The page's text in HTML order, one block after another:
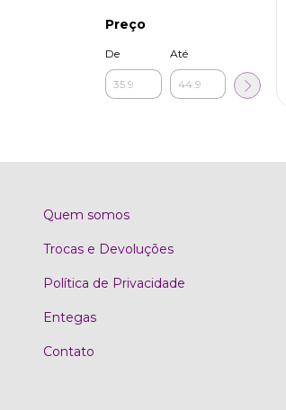
Preço
De Até
Quem somos
Trocas e Devoluções
Política de Privacidade
Entegas
Contato